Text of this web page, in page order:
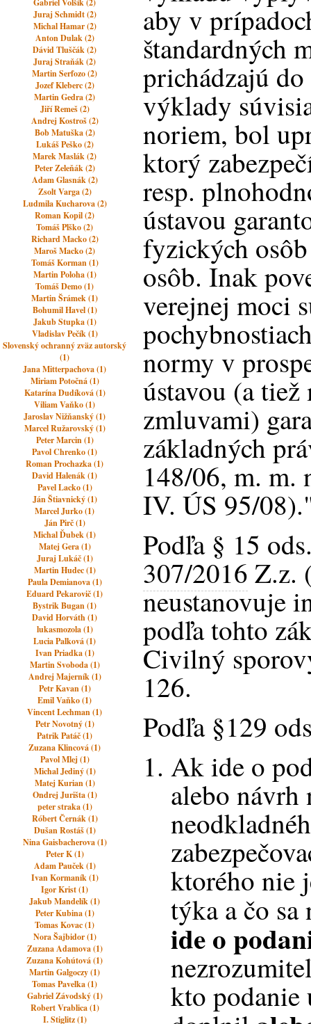
Gabriel Volšík (2)
Juraj Schmidt (2)
Michal Hamar (2)
Anton Dulak (2)
Dávid Tluščák (2)
Juraj Straňák (2)
Martin Serfozo (2)
Jozef Kleberc (2)
Martin Gedra (2)
Jiří Remeš (2)
Andrej Kostroš (2)
Bob Matuška (2)
Lukáš Peško (2)
Marek Maslák (2)
Peter Zeleňák (2)
Adam Glasnák (2)
Zsolt Varga (2)
Ludmila Kucharova (2)
Roman Kopil (2)
Tomáš Plško (2)
Richard Macko (2)
Maroš Macko (2)
Tomáš Korman (1)
Martin Poloha (1)
Tomáš Demo (1)
Martin Šrámek (1)
Bohumil Havel (1)
Jakub Stupka (1)
Vladislav Pečík (1)
Slovenský ochranný zväz autorský
(1)
Jana Mitterpachova (1)
Miriam Potočná (1)
Katarína Dudíková (1)
Viliam Vaňko (1)
Jaroslav Nižňanský (1)
Marcel Ružarovský (1)
Peter Marcin (1)
Pavol Chrenko (1)
Roman Prochazka (1)
David Halenák (1)
Pavel Lacko (1)
Ján Štiavnický (1)
Marcel Jurko (1)
Ján Pirč (1)
Michal Ďubek (1)
Matej Gera (1)
Juraj Lukáč (1)
Martin Hudec (1)
Paula Demianova (1)
Eduard Pekarovič (1)
Bystrik Bugan (1)
David Horváth (1)
lukasmozola (1)
Lucia Palková (1)
Ivan Priadka (1)
Martin Svoboda (1)
Andrej Majerník (1)
Petr Kavan (1)
Emil Vaňko (1)
Vincent Lechman (1)
Petr Novotný (1)
Patrik Patáč (1)
Zuzana Klincová (1)
Pavol Mlej (1)
Michal Jediný (1)
Matej Kurian (1)
Ondrej Jurišta (1)
peter straka (1)
Róbert Černák (1)
Dušan Rostáš (1)
Nina Gaisbacherova (1)
Peter K (1)
Adam Pauček (1)
Ivan Kormaník (1)
Igor Krist (1)
Jakub Mandelík (1)
Peter Kubina (1)
Tomas Kovac (1)
Nora Šajbidor (1)
Zuzana Adamova (1)
Zuzana Kohútová (1)
Martin Galgoczy (1)
Tomas Pavelka (1)
Gabriel Závodský (1)
Robert Vrablica (1)
I. Stiglitz (1)
aby v
štandardných
prichádzajú
výklady
noriem, bol
ktorý
resp.
ústavou
fyzických
osôb. Inak
verejnej moci
normy v
ústavou (a
zmluvami)
základných
148/06, m. m.
IV. ÚS 95/
Podľa § 15
307/2016 Z.z.
neustanovuje
podľa tohto
Civilný
126.
Podľa §129
Ak ide o
alebo návrh
ktorého nie
týka a čo
ide o
kto podanie